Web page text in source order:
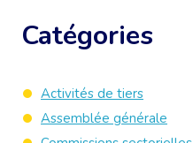
Catégories
Activités de tiers
Assemblée générale